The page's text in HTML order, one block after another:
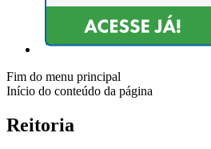
Fim do menu principal
Início do conteúdo da página
Reitoria